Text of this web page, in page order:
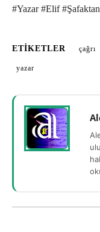
#Yazar #Elif
ETIKETLER çağrı
yazar